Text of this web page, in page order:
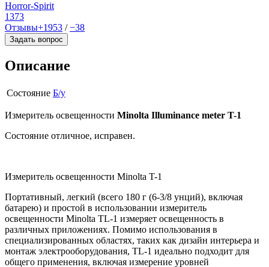
Horror-Spirit
1373
Отзывы+1953 /−38
Задать вопрос
Описание
Состояние Б/у
Измеритель освещенности Minolta Illuminance meter T-1
Состояние отличное, исправен.
Измеритель освещенности Minolta T-1
Портативный, легкий (всего 180 г (6-3/8 унций), включая
батарею) и простой в использовании измеритель
освещенности Minolta TL-1 измеряет освещенность в
различных приложениях. Помимо использования в
специализированных областях, таких как дизайн интерьера и
монтаж электрооборудования, TL-1 идеально подходит для
общего применения, включая измерение уровней